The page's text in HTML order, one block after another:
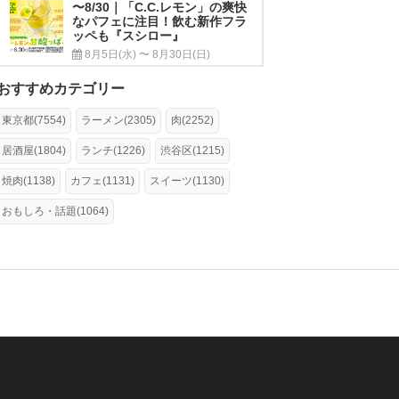
〜8/30｜「C.C.レモン」の爽快
なパフェに注目！飲む新作フラ
ッペも『スシロー』
8月5日(水) 〜 8月30日(日)
すすめカテゴリー
東京都(7554) ラーメン(2305) 肉(2252)
居酒屋(1804) ランチ(1226) 渋谷区(1215)
焼肉(1138) カフェ(1131) スイーツ(1130)
おもしろ・話題(1064)